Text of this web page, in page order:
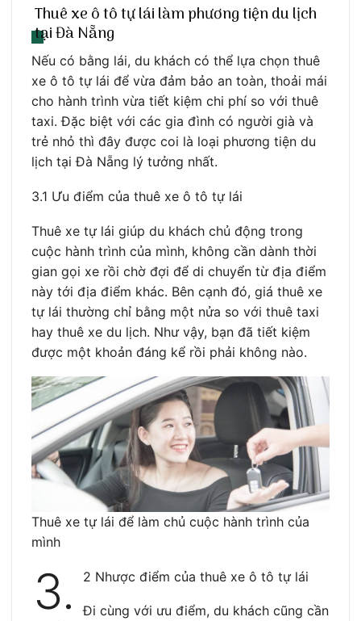
Thuê xe ô tô tự lái làm phương tiện du lịch
tại Đà Nẵng
Nếu có bằng lái, du khách có thể lựa chọn thuê
xe ô tô tự lái để vừa đảm bảo an toàn, thoải mái
cho hành trình vừa tiết kiệm chi phí so với thuê
taxi. Đặc biệt với các gia đình có người già và
trẻ nhỏ thì đây được coi là loại phương tiện du
lịch tại Đà Nẵng lý tưởng nhất.
3.1 Ưu điểm của thuê xe ô tô tự lái
Thuê xe tự lái giúp du khách chủ động trong
cuộc hành trình của mình, không cần dành thời
gian gọi xe rồi chờ đợi để di chuyển từ địa điểm
này tới địa điểm khác. Bên cạnh đó, giá thuê xe
tự lái thường chỉ bằng một nửa so với thuê taxi
hay thuê xe du lịch. Như vậy, bạn đã tiết kiệm
được một khoản đáng kể rồi phải không nào.
Thuê xe tự lái để làm chủ cuộc hành trình của
mình
3. 2 Nhược điểm của thuê xe ô tô tự lái
Đi cùng với ưu điểm, du khách cũng cần